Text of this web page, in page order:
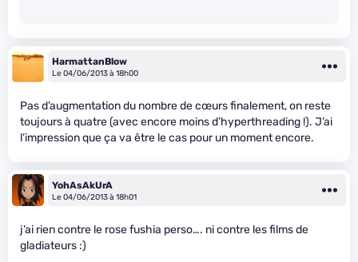
HarmattanBlow
Le 04/06/2013 à 18h00
Pas d’augmentation du nombre de cœurs finalement, on reste
toujours à quatre (avec encore moins d’hyperthreading !). J’ai
l’impression que ça va être le cas pour un moment encore.
YohAsAkUrA
Le 04/06/2013 à 18h01
j’ai rien contre le rose fushia perso…. ni contre les films de
gladiateurs :)